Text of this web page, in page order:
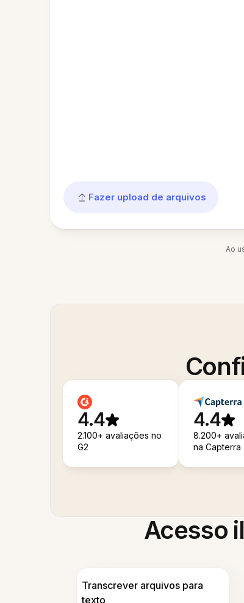
Fazer upload de arquivos
Ao
4.4
2.100+ avaliações no
G2
4.4
8.200+
na Capterra
Acesso
Transcrever arquivos para
texto